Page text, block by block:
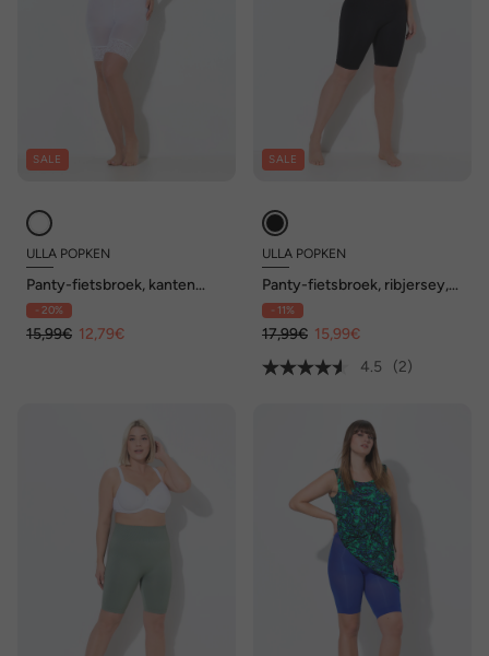
SALE
ULLA POPKEN
Panty-fietsbroek, kanten
zoom, dijbeenbescherming
- 20%
15,99€ 12,79€
SALE
ULLA POPKEN
Panty-fietsbroek, ribjersey,
brede tailleband, zonder naad
aan de buitenkant
- 11%
17,99€ 15,99€
4.5
(2)